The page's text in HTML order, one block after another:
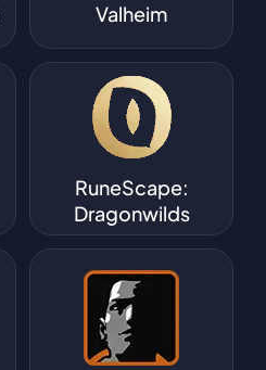
Valheim
RuneScape:
Dragonwilds